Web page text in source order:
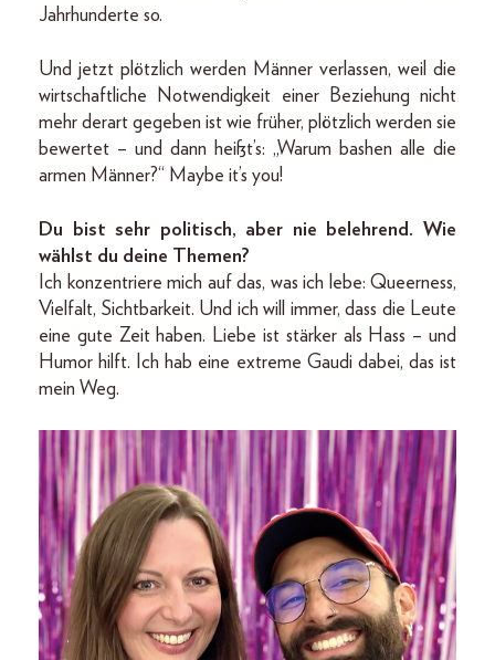
Jahrhunderte so.
Und jetzt plötzlich werden Männer verlassen, weil die
wirtschaftliche Notwendigkeit einer Beziehung nicht
mehr derart gegeben ist wie früher, plötzlich werden sie
bewertet – und dann heißt’s: „Warum bashen alle die
armen Männer?“ Maybe it’s you!
Du bist sehr politisch, aber nie belehrend. Wie
wählst du deine Themen?
Ich konzentriere mich auf das, was ich lebe: Queerness,
Vielfalt, Sichtbarkeit. Und ich will immer, dass die Leute
eine gute Zeit haben. Liebe ist stärker als Hass – und
Humor hilft. Ich hab eine extreme Gaudi dabei, das ist
mein Weg.